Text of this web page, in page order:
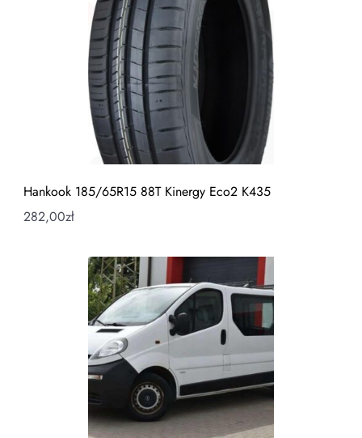
Hankook 185/65R15 88T Kinergy Eco2 K435
282,00zł